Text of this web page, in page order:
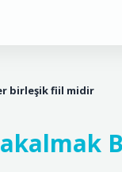
birleşik fiil midir